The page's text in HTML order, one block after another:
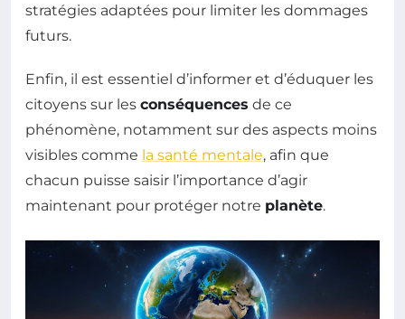
stratégies adaptées pour limiter les dommages
futurs.
Enfin, il est essentiel d’informer et d’éduquer les
citoyens sur les conséquences de ce
phénomène, notamment sur des aspects moins
visibles comme la santé mentale, afin que
chacun puisse saisir l’importance d’agir
maintenant pour protéger notre planète.